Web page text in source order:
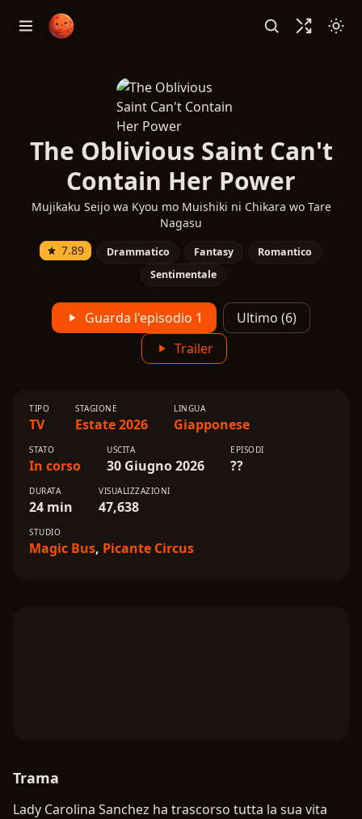
The Oblivious Saint Can't
Contain Her Power
Mujikaku Seijo wa Kyou mo Muishiki ni Chikara wo Tare
Nagasu
7.89
Drammatico Fantasy
Romantico
Sentimentale
Guarda l'episodio 1
Ultimo (6)
Trailer
TIPO
TV
STAGIONE
Estate 2026
LINGUA
Giapponese
STATO
In corso
USCITA
30 Giugno 2026
EPISODI
??
DURATA
24 min
VISUALIZZAZIONI
47,638
STUDIO
Magic Bus, Picante Circus
Trama
Lady Carolina Sanchez ha trascorso tutta la sua vita